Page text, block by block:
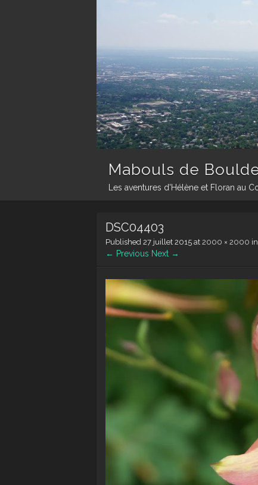
Mabouls de
Les aventures d'Hélène et Floran au
DSC04403
Published 27 juillet 2015 at 2000 × 2000 in
← Previous Next →